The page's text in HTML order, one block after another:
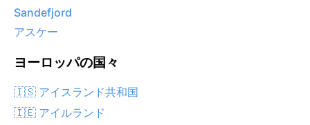
Sandefjord
アスケー
ヨーロッパの国々
🇮🇸 アイスランド共和国
🇮🇪 アイルランド